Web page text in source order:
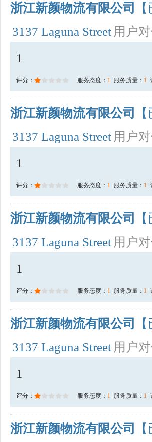
浙江新颜物流有限公司
3137 Laguna Street 用户
1
评分： 服务态度： 1 服务质量： 1
浙江新颜物流有限公司
3137 Laguna Street 用户
1
评分： 服务态度： 1 服务质量： 1
浙江新颜物流有限公司
3137 Laguna Street 用户
1
评分： 服务态度： 1 服务质量： 1
浙江新颜物流有限公司
3137 Laguna Street 用户
1
评分： 服务态度： 1 服务质量： 1
浙江新颜物流有限公司